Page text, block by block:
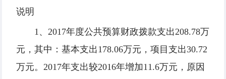
说明
1、2017年度公共预算财政拨款支出208.78万
元，其中：基本支出178.06万元，项目支出30.72
万元。2017年支出较2016年增加11.6万元，原因